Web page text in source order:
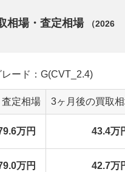
相場・査定相場 （2026
ード：G(CVT_2.4)
定相場 3ヶ月後の買取
万円 43.4万
万円 42.7万